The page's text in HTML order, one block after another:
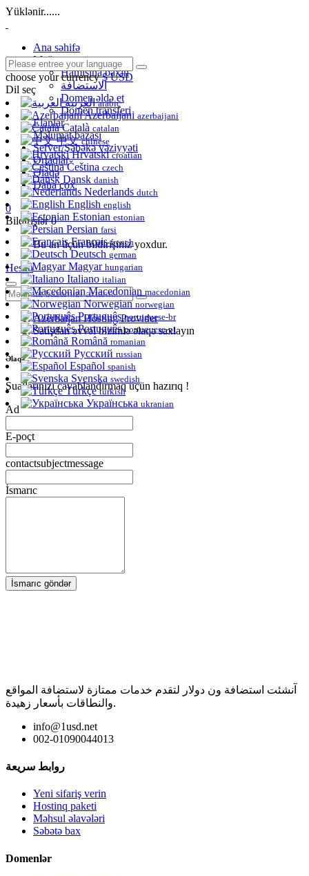
Yüklənir......
Ana səhifə
Mağaza
Hamısına baxın
الاستضافة
Domen əldə et
Domen transferi
Elanlar
Məlumat bazası
Server/Şəbəkə vəziyyəti
Ortaqlar
Əlaqə
Daha çox
0
Bildirişlər0
Bu an üçün bildirişiniz yoxdur.
Hesab
Azerbaijan Hosting Provider
Satışdan əvvəl bizimlə əlaqə saxlayın
Əlaqə
Suallarınızı cavablandırmaq üçün hazırıq !
Ad
E-poçt
contactsubjectmessage
İsmarıc
İsmarıc göndər
آنشئت استضافة ون دولار لتقدم خدمات ممتازة لاستضافة المواقع
والنطاقات بأسعار زهيدة.
info@1usd.net
002-01090044013
روابط سريعة
Yeni sifariş verin
Hostinq paketi
Məhsul əlavələri
Səbətə bax
Domenlər
choose your currency $ USD
Dil seç
العربيةarabic
Azerbaijani azerbaijani
Català catalan
中文chinese
Hrvatskicroatian
Čeština czech
Dansk danish
Nederlands dutch
English english
Estonian estonian
Persian farsi
Françaisfrench
Deutsch german
Magyar hungarian
Italiano italian
Macedonian macedonian
Norwegian norwegian
Portuguêsportuguese-br
Portuguêsportuguese-pt
Română romanian
Русский russian
Español spanish
Svenska swedish
Türkçeturkish
Українська ukranian